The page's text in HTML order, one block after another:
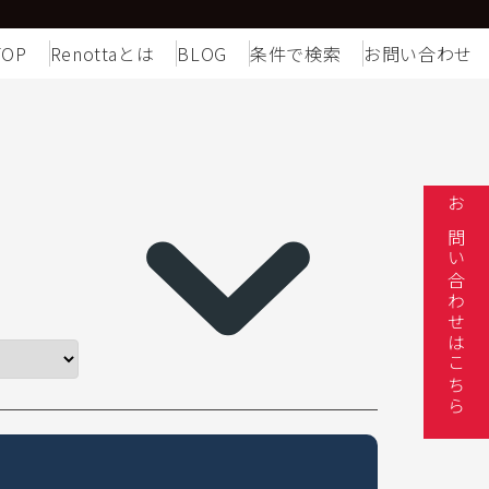
Renottaとは BLOG 条件で検索 お問い合わせ
お問い合わせはこちら